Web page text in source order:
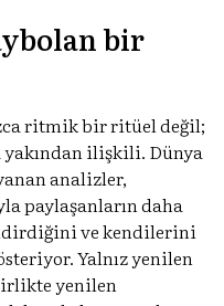
bir
ritmik bir ritüel değil;
ilişkili. Dünya
analizler,
paylaşanların daha
ve kendilerini
Yalnız yenilen
yenilen